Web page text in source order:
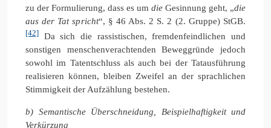
zu der Formulierung, dass es um die Gesinnung geht, „die
aus der Tat spricht“, § 46 Abs. 2 S. 2 (2. Gruppe) StGB.
[42] Da sich die rassistischen, fremdenfeindlichen und
sonstigen menschenverachtenden Beweggründe jedoch
sowohl im Tatentschluss als auch bei der Tatausführung
realisieren können, bleiben Zweifel an der sprachlichen
Stimmigkeit der Aufzählung bestehen.
b) Semantische Überschneidung, Beispielhaftigkeit und
Verkürzung